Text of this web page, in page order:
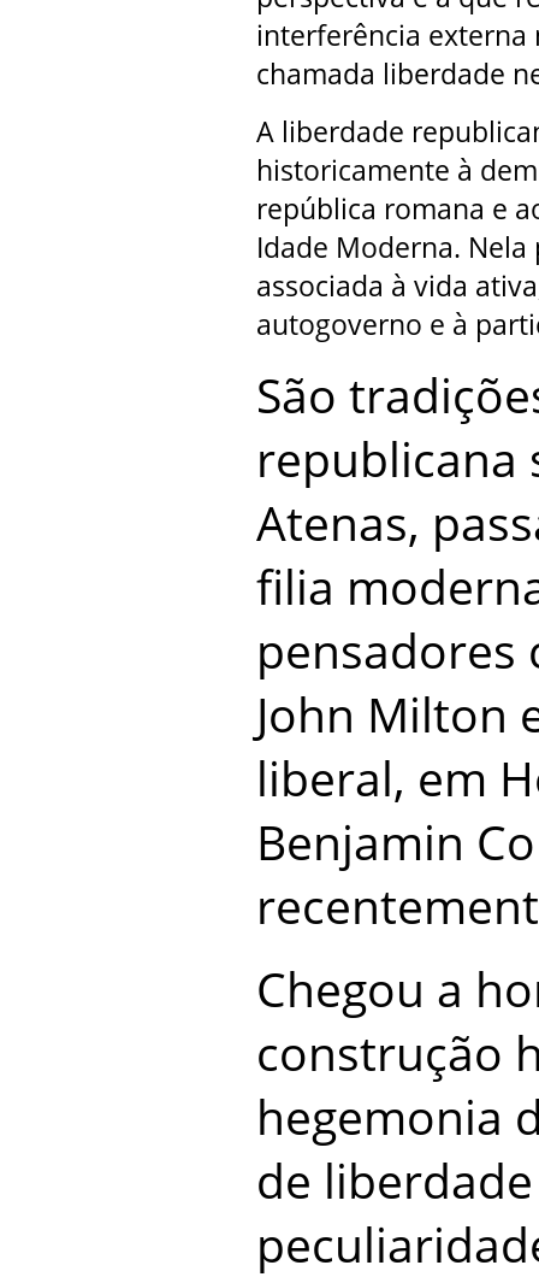
interferência externa
chamada liberdade
A liberdade
historicamente à
república romana e
Idade Moderna.
associada à vida
autogoverno e à
São
republicana
Atenas,
filia
pensadores
John Milton
liberal, em
Benjamin
Chegou a
construção
hegemonia
de